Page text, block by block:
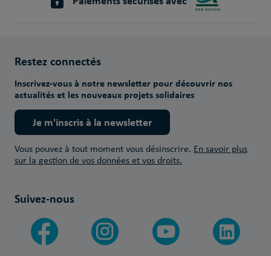
Restez connectés
Inscrivez-vous à notre newsletter pour découvrir nos
actualités et les nouveaux projets solidaires
Je m'inscris à la newsletter
Vous pouvez à tout moment vous désinscrire. En savoir plus
sur la gestion de vos données et vos droits.
Suivez-nous